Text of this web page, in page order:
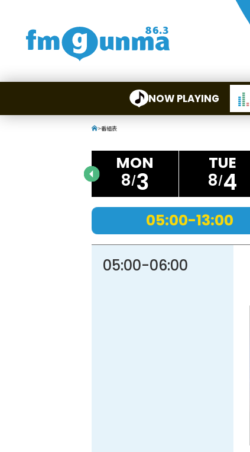
NOW PLAYING
>番組表
8 3 8 4
05:00-13:00
05:00-06:00